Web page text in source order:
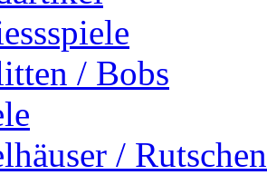
/ Bobs
/ Rutschen